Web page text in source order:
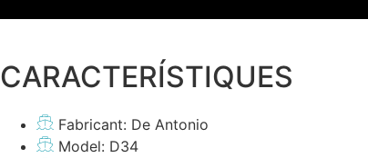
CARACTERÍSTIQUES
Fabricant: De Antonio
Model: D34